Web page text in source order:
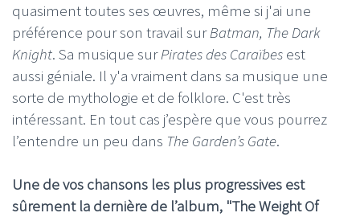
quasiment toutes ses œuvres, même si j'ai une
préférence pour son travail surBatman, The Dark
Knight. Sa musique surPirates des Caraïbes est
aussi géniale. Il y'a vraiment dans sa musique une
sorte de mythologie et de folklore. C'est très
intéressant. En tout cas j’espère que vous pourrez
l’entendre un peu dans The Garden’s Gate.
Une de vos chansons les plus progressives est
sûrement la dernière de l’album, "The Weight Of